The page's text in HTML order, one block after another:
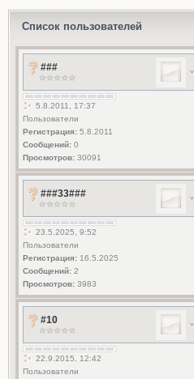
Список пользователей
###
5.8.2011, 17:37
Пользователи
Регистрация:5.8.2011
Сообщений:0
Просмотров:30091
###33###
23.5.2025, 9:52
Пользователи
Регистрация:16.5.2025
Сообщений:2
Просмотров:3983
#10
22.9.2015, 12:42
Пользователи